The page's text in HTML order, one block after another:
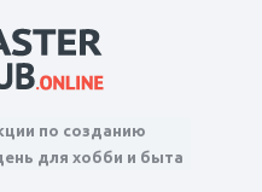
по созданию
для хобби и быта